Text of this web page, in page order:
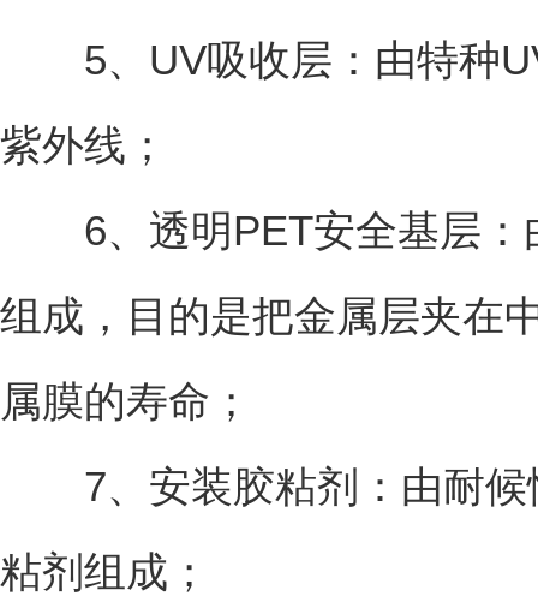
5、UV吸收层：由特种
紫外线；
6、透明PET安全基层：
组成，目的是把金属层夹在
属膜的寿命；
7、安装胶粘剂：由耐候
粘剂组成；